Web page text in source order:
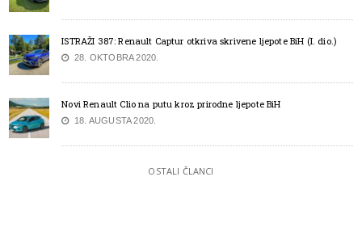
ISTRAŽI 387: Renault Captur otkriva skrivene ljepote BiH (I. dio.)
28. OKTOBRA 2020.
Novi Renault Clio na putu kroz prirodne ljepote BiH
18. AUGUSTA 2020.
OSTALI ČLANCI